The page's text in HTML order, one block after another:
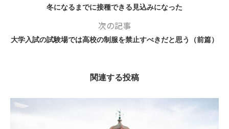
冬になるまでに接種できる見込みになった
次の記事
大学入試の試験場では高校の制服を禁止すべきだと思う（前篇）
関連する投稿